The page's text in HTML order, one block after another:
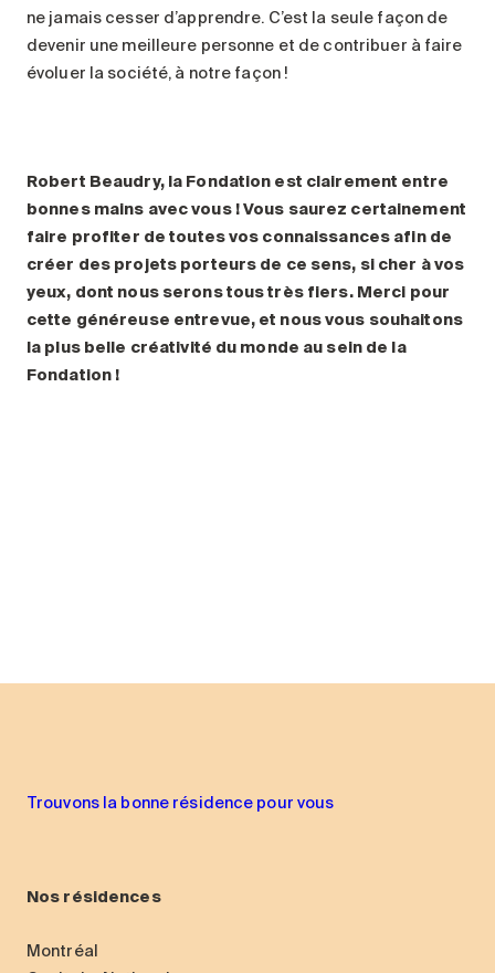
ne jamais cesser d’apprendre. C’est la seule façon de
devenir une meilleure personne et de contribuer à faire
évoluer la société, à notre façon !
Robert Beaudry, la Fondation est clairement entre
bonnes mains avec vous! Vous saurez certainement
faire profiter de toutes vos connaissances afin de
créer des projets porteurs de ce sens, si cher à vos
yeux, dont nous serons tous très fiers. Merci pour
cette généreuse entrevue, et nous vous souhaitons
la plus belle créativité du monde au sein de la
Fondation !
Trouvons la bonne résidence pour vous
Nos résidences
Montréal